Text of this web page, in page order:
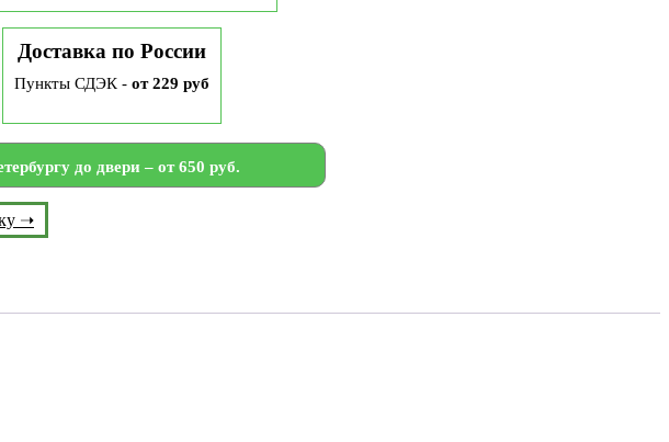
Доставка по России
Пункты СДЭК - от 229 руб
до двери – от 650 руб.
➝